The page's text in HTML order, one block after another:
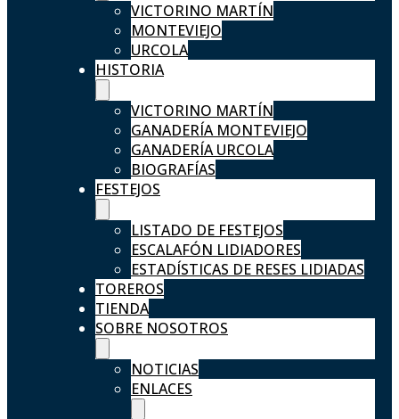
VICTORINO MARTÍN
MONTEVIEJO
URCOLA
HISTORIA
VICTORINO MARTÍN
GANADERÍA MONTEVIEJO
GANADERÍA URCOLA
BIOGRAFÍAS
FESTEJOS
LISTADO DE FESTEJOS
ESCALAFÓN LIDIADORES
ESTADÍSTICAS DE RESES LIDIADAS
TOREROS
TIENDA
SOBRE NOSOTROS
NOTICIAS
ENLACES